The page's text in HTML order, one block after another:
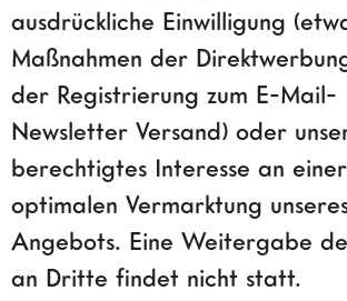
ausdrückliche Einwilligung
Maßnahmen der
der Registrierung zum E-Mail-
Newsletter Versand) oder
berechtigtes Interesse an einer
optimalen Vermarktung
Angebots. Eine Weitergabe
an Dritte findet nicht statt.